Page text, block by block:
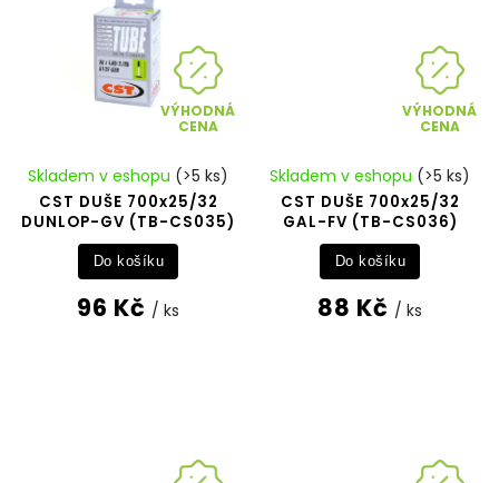
VÝHODNÁ
CENA
CST DUŠE 700x25/32
DUNLOP-GV (TB-CS035)
Skladem v eshopu (>5 ks)
96 Kč / ks
Do košíku
VÝHODNÁ
CENA
CST DUŠE 700x25/32
GAL-FV (TB-CS036)
Skladem v eshopu (>5 ks)
88 Kč / ks
Do košíku